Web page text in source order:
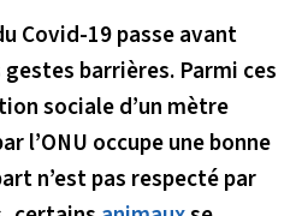
Covid-19 passe avant
barrières. Parmi ces
sociale d’un mètre
l’ONU occupe une bonne
n’est pas respecté par